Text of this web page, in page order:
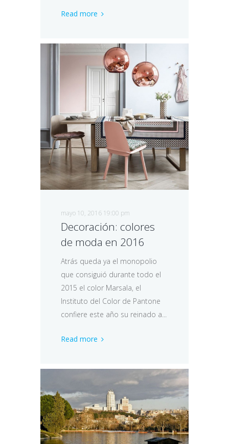
Read more
mayo 10, 2016 19:00 pm
Decoración: colores
de moda en 2016
Atrás queda ya el monopolio
que consiguió durante todo el
2015 el color Marsala, el
Instituto del Color de Pantone
confiere este año su reinado a...
Read more